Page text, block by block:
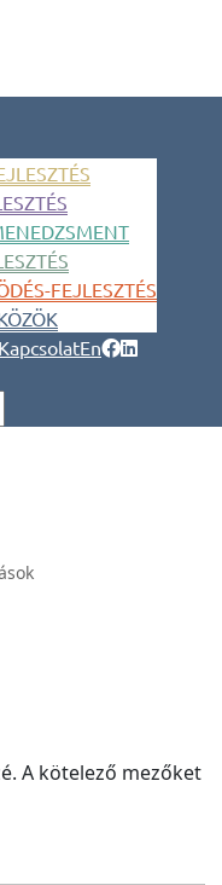
FEJLESZTÉS
KapcsolatEn
A kötelező mezőket